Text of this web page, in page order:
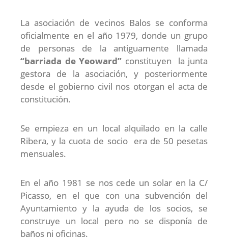
La asociación de vecinos Balos se conforma
oficialmente en el año 1979, donde un grupo
de personas de la antiguamente llamada
“barriada de Yeoward” constituyen la junta
gestora de la asociación, y posteriormente
desde el gobierno civil nos otorgan el acta de
constitución.
Se empieza en un local alquilado en la calle
Ribera, y la cuota de socio era de 50 pesetas
mensuales.
En el año 1981 se nos cede un solar en la C/
Picasso, en el que con una subvención del
Ayuntamiento y la ayuda de los socios, se
construye un local pero no se disponía de
baños ni oficinas.